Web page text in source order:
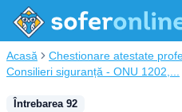
Acasă
Chestionare atestate
Consilieri siguranță - ONU 1202,...
Întrebarea 92